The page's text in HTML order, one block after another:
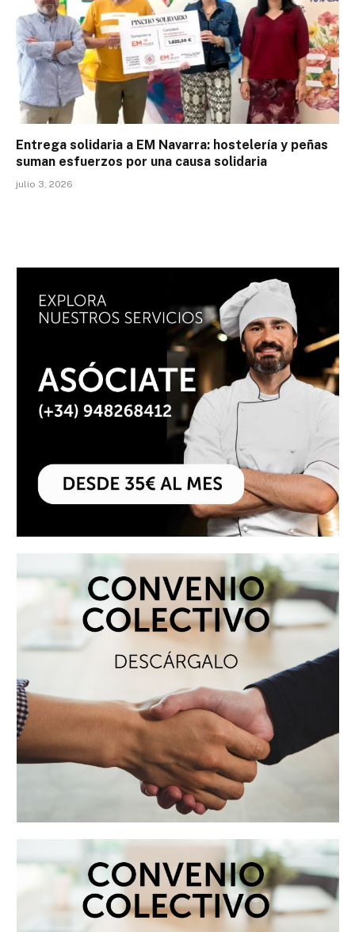
Entrega solidaria a EM Navarra: hostelería y peñas
suman esfuerzos por una causa solidaria
julio 3, 2026